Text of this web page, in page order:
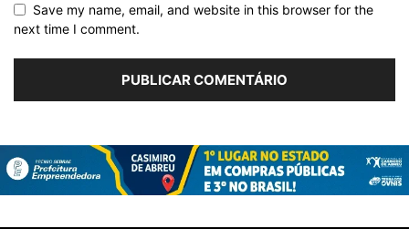
Save my name, email, and website in this browser for the
next time I comment.